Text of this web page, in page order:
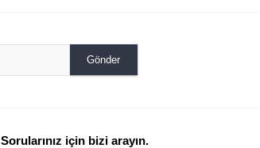
Gönder
Sorularınız için bizi arayın.